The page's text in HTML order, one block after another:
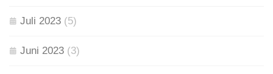
Juli 2023 (5)
Juni 2023 (3)